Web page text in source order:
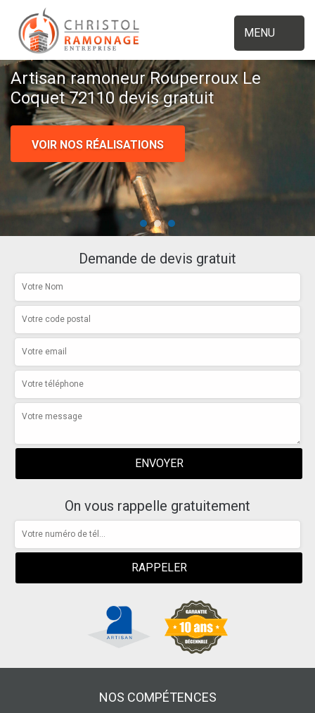
MENU
Artisan ramoneur Rouperroux Le
Coquet 72110 devis gratuit
VOIR NOS RÉALISATIONS
Demande de devis gratuit
On vous rappelle gratuitement
NOS COMPÉTENCES